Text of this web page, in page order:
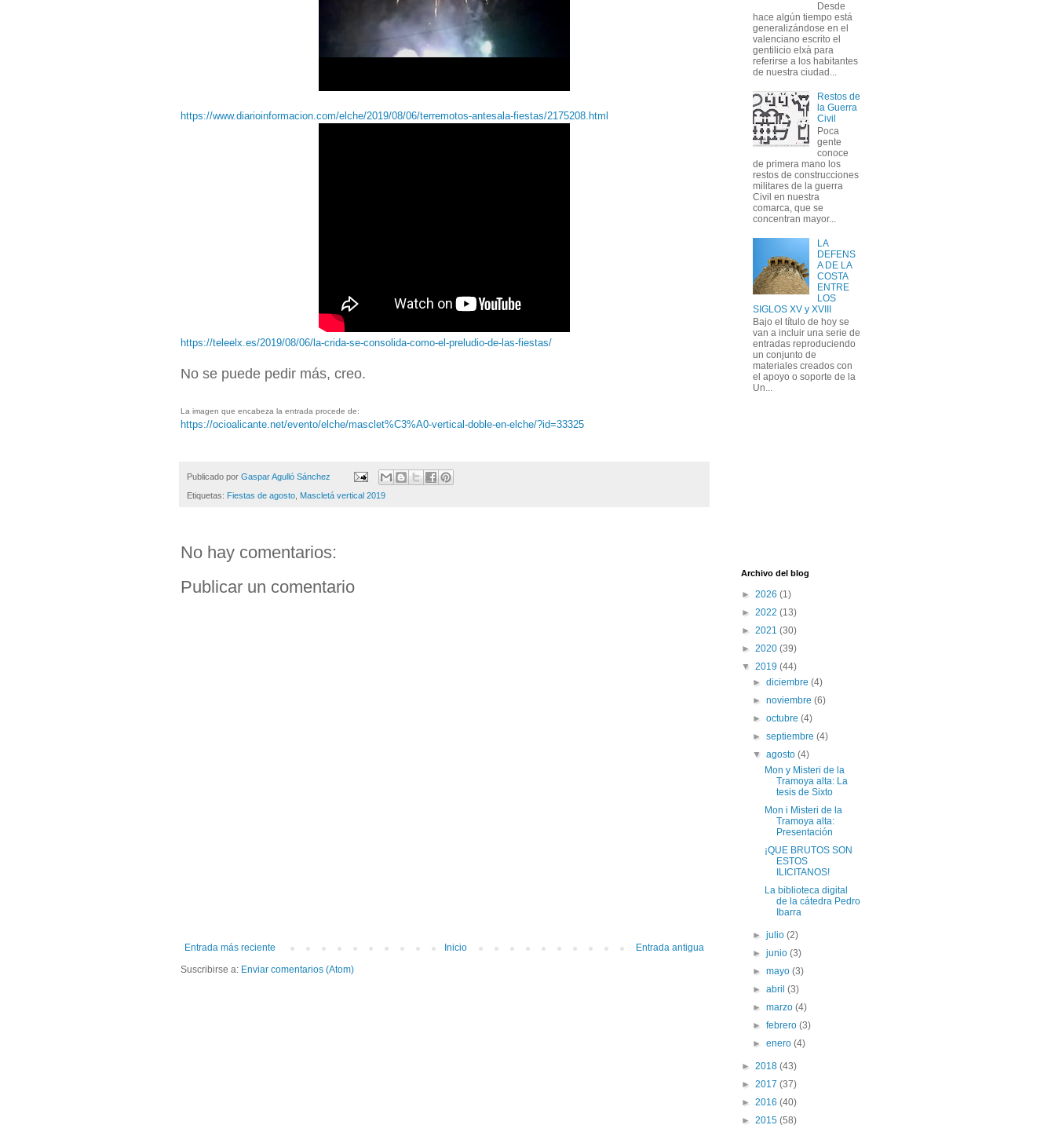
https://www.diarioinformacion.com/elche/2019/08/06/terremotos-antesala-fiestas/2175208.html
https://teleelx.es/2019/08/06/la-crida-se-consolida-como-el-preludio-de-las-fiestas/
No se puede pedir más, creo.
La imagen que encabeza la entrada procede de:
https://ocioalicante.net/evento/elche/masclet%C3%A0-vertical-doble-en-elche/?id=33325
Publicado por Gaspar Agulló Sánchez
Etiquetas: Fiestas de agosto Mascletá vertical 2019
No hay comentarios:
Publicar un comentario
Entrada más reciente Entrada antigua
Inicio
Suscribirse a: Enviar comentarios (Atom)
Desde
hace algún tiempo está
generalizándose en el
valenciano escrito el
gentilicio elxà para
referirse a los habitantes
de nuestra ciudad...
Restos de
la Guerra
Civil
Poca
gente
conoce
de primera mano los
restos de construcciones
militares de la guerra
Civil en nuestra
comarca, que se
concentran mayor...
LA
DEFENS
A DE LA
COSTA
ENTRE
LOS
SIGLOS XV y XVIII
Bajo el título de hoy se
van a incluir una serie de
entradas reproduciendo
un conjunto de
materiales creados con
el apoyo o soporte de la
Un...
Archivo del blog
► 2026 (1)
► 2022 (13)
► 2021 (30)
► 2020 (39)
▼ 2019 (44)
►diciembre(4)
►noviembre(6)
►octubre(4)
►septiembre(4)
▼agosto(4)
Mon y Misteri de la
Tramoya alta: La
tesis de Sixto
Mon i Misteri de la
Tramoya alta:
Presentación
¡QUE BRUTOS SON
ESTOS
ILICITANOS!
La biblioteca digital
de la cátedra Pedro
Ibarra
►julio(2)
►junio(3)
►mayo(3)
►abril(3)
►marzo(4)
►febrero(3)
►enero(4)
► 2018 (43)
► 2017 (37)
► 2016 (40)
► 2015 (58)